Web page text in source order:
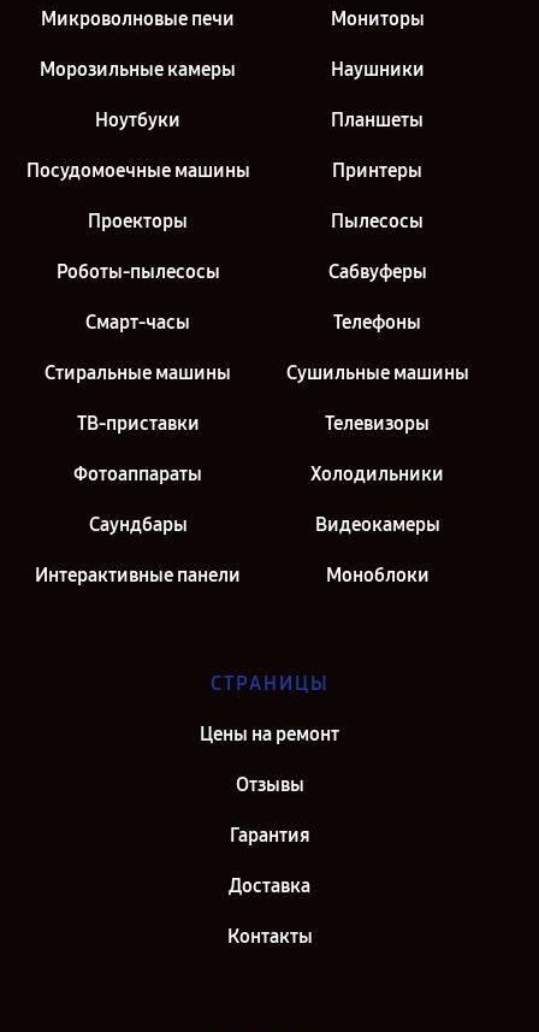
Микроволновые печи Мониторы
Морозильные камеры Наушники
Ноутбуки Планшеты
Посудомоечные машины Принтеры
Проекторы Пылесосы
Роботы-пылесосы Сабвуферы
Смарт-часы Телефоны
Стиральные машины Сушильные машины
ТВ-приставки Телевизоры
Фотоаппараты Холодильники
Саундбары Видеокамеры
Интерактивные панели Моноблоки
СТРАНИЦЫ
Цены на ремонт
Отзывы
Гарантия
Доставка
Контакты